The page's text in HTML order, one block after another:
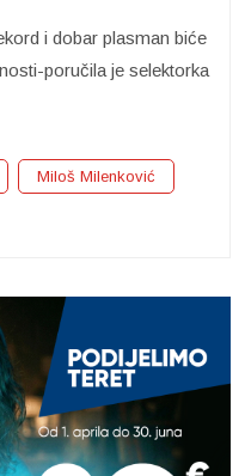
i dobar plasman biće
poručila je selektorka
Miloš Milenković